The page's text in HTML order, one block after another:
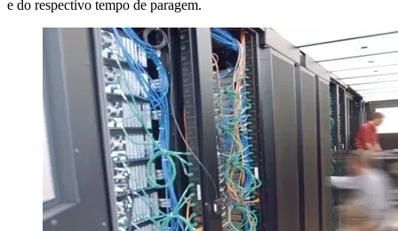
e do respectivo tempo de paragem.